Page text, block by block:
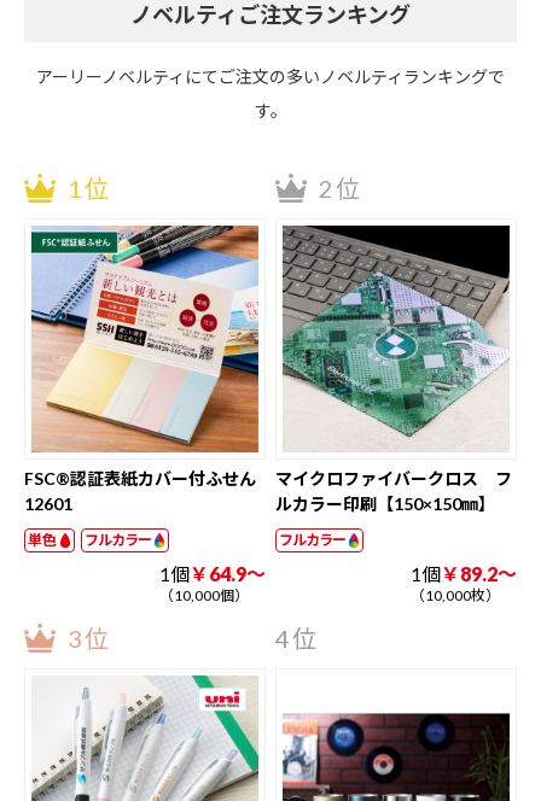
ノベルティご注文ランキング
アーリーノベルティにてご注文の多いノベルティランキングで
す。
1位
FSC®認証表紙カバー付ふせん
12601
単色 フルカラー
1個￥64.9～
（10,000個）
2位
マイクロファイバークロス フ
ルカラー印刷【150×150㎜】
フルカラー
1個￥89.2～
（10,000枚）
3位 4位